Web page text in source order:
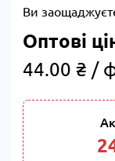
Ви
Оптові
44.00 ₴ /